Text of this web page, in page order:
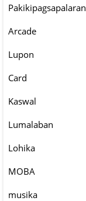
Pakikipagsapalaran
Arcade
Lupon
Card
Kaswal
Lumalaban
Lohika
MOBA
musika